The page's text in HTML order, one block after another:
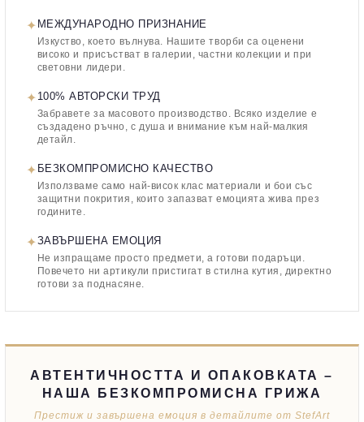
✦ МЕЖДУНАРОДНО ПРИЗНАНИЕ
Изкуство, което вълнува. Нашите творби са оценени
високо и присъстват в галерии, частни колекции и при
световни лидери.
✦ 100% АВТОРСКИ ТРУД
Забравете за масовото производство. Всяко изделие е
създадено ръчно, с душа и внимание към най-малкия
детайл.
✦ БЕЗКОМПРОМИСНО КАЧЕСТВО
Използваме само най-висок клас материали и бои със
защитни покрития, които запазват емоцията жива през
годините.
✦ЗАВЪРШЕНА ЕМОЦИЯ
Не изпращаме просто предмети, а готови подаръци.
Повечето ни артикули пристигат в стилна кутия, директно
готови за поднасяне.
АВТЕНТИЧНОСТТА И ОПАКОВКАТА –
НАША БЕЗКОМПРОМИСНА ГРИЖА
Престиж и завършена емоция в детайлите от StefArt